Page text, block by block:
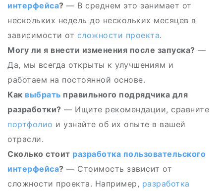
интерфейса? — В среднем это занимает от
нескольких недель до нескольких месяцев в
зависимости от сложности проекта.
Могу ли я внести изменения после запуска? —
Да, мы всегда открыты к улучшениям и
работаем на постоянной основе.
Как выбрать правильного подрядчика для
разработки? — Ищите рекомендации, сравните
портфолио и узнайте об их опыте в вашей
отрасли.
Сколько стоит разработка пользовательского
интерфейса? — Стоимость зависит от
сложности проекта. Например, разработка